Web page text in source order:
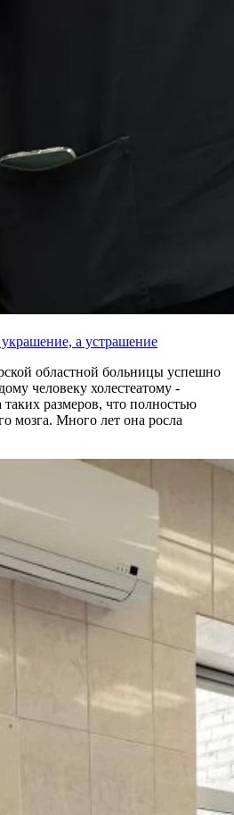
а устрашение
областной больницы успешно
человеку холестеатому -
таких размеров, что полностью
мозга. Много лет она росла